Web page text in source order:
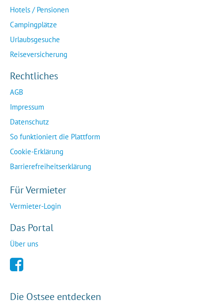
Hotels / Pensionen
Campingplätze
Urlaubsgesuche
Reiseversicherung
Rechtliches
AGB
Impressum
Datenschutz
So funktioniert die Plattform
Cookie-Erklärung
Barrierefreiheitserklärung
Für Vermieter
Vermieter-Login
Das Portal
Über uns
Die Ostsee entdecken